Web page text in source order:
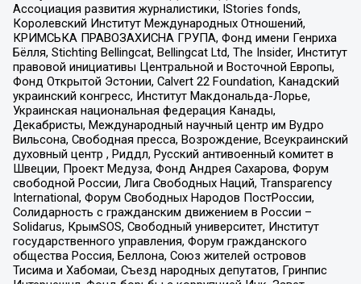
Ассоциация развития журналистики, IStories fonds,
Королевский Институт Международных Отношений,
КРИМСЬКА ПРАВОЗАХИСНА ГРУПА, Фонд имени Генриха
Бёлля, Stichting Bellingcat, Bellingcat Ltd, The Insider, Институт
правовой инициативы Центральной и Восточной Европы,
Фонд Открытой Эстонии, Calvert 22 Foundation, Канадский
украинский конгресс, Институт Макдональда-Лорье,
Украинская национальная федерация Канады,
Декабристы, Международный научный центр им Вудро
Вильсона, Свободная пресса, Возрождение, Всеукраинский
духовный центр , Риддл, Русский антивоенный комитет в
Швеции, Проект Медуза, Фонд Андрея Сахарова, Форум
свободной России, Лига Свободных Наций, Transparеncy
International, Форум Свободных Народов ПостРоссии,
Солидарность с гражданским движением в России –
Solidarus, КрымSOS, Свободный университет, Институт
государственного управления, Форум гражданского
общества Россия, Беллона, Союз жителей островов
Тисима и Хабомаи, Съезд народных депутатов, Гринпис